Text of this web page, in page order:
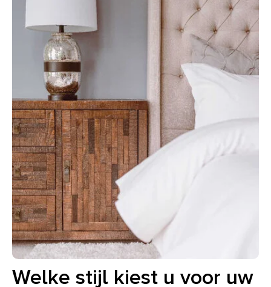
Welke stijl kiest u voor uw